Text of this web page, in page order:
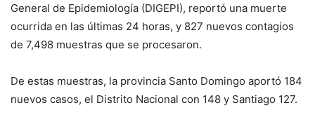
General de Epidemiología (DIGEPI), reportó una muerte
ocurrida en las últimas 24 horas, y 827 nuevos contagios
de 7,498 muestras que se procesaron.
De estas muestras, la provincia Santo Domingo aportó 184
nuevos casos, el Distrito Nacional con 148 y Santiago 127.